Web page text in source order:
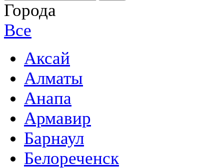
Города
Все
Аксай
Алматы
Анапа
Армавир
Барнаул
Белореченск